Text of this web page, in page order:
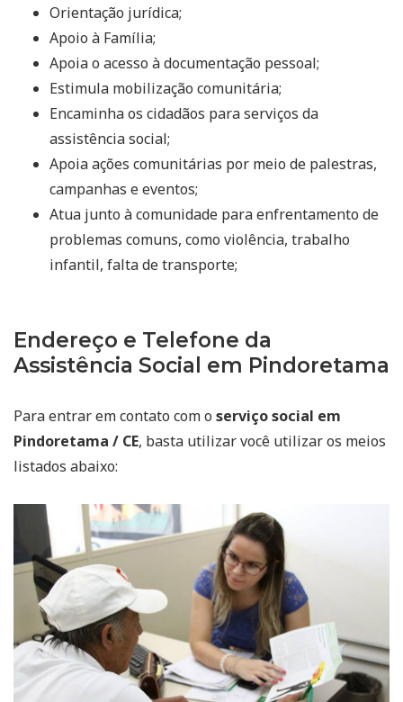
Orientação jurídica;
Apoio à Família;
Apoia o acesso à documentação pessoal;
Estimula mobilização comunitária;
Encaminha os cidadãos para serviços da
assistência social;
Apoia ações comunitárias por meio de palestras,
campanhas e eventos;
Atua junto à comunidade para enfrentamento de
problemas comuns, como violência, trabalho
infantil, falta de transporte;
Endereço e Telefone da
Assistência Social em Pindoretama
Para entrar em contato com o serviço social em
Pindoretama / CE, basta utilizar você utilizar os meios
listados abaixo: